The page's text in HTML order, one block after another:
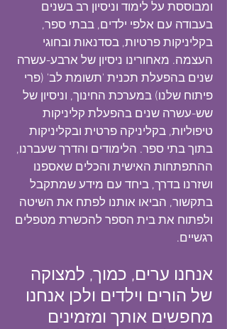
ומבוססת על לימוד וניסיון רב בשנים
בעבודה עם אלפי ילדים, בבתי ספר,
בקליניקות פרטיות, בסדנאות ובחוגי
העצמה. מאחורינו ניסיון של ארבע-עשרה
שנים בהפעלת תכנית 'תשומת לב' (פרי
פיתוח שלנו) במערכת החינוך, וניסיון של
שש-עשרה שנים בהפעלת קליניקות
טיפוליות, בקליניקה פרטית ובקליניקות
בתוך בתי ספר. הלימודים והדרך שעברנו,
ההתפתחות האישית והכלים שאספנו
ושזרנו בדרך, ביחד עם מידע שמתקבל
בתקשור, הביאו אותנו לפתח את השיטה
ולפתוח את בית הספר להכשרת מטפלים
רגשיים.
אנחנו ערים, כמוך, למצוקה
של הורים וילדים ולכן אנחנו
מחפשים אותך ומזמינים